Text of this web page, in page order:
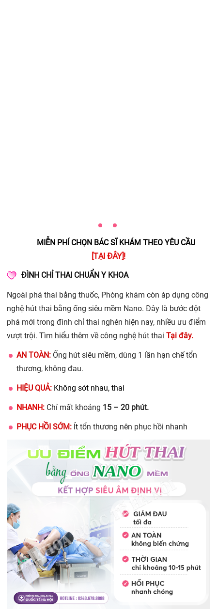
MIỄN PHÍ CHỌN BÁC SĨ KHÁM THEO YÊU CẦU
[TẠI ĐÂY]!
ĐÌNH CHỈ THAI CHUẨN Y KHOA
Ngoài phá thai bằng thuốc, Phòng khám còn áp dụng công
nghệ hút thai bằng ống siêu mềm Nano. Đây là bước đột
phá mới trong đình chỉ thai nghén hiện nay, nhiều ưu điểm
vượt trội. Tìm hiểu thêm về công nghệ hút thai Tại đây.
AN TOÀN: Ống hút siêu mềm, dùng 1 lần hạn chế tổn
thương, không đau.
HIỆU QUẢ: Không sót nhau, thai
NHANH: Chỉ mất khoảng 15 – 20 phút.
PHỤC HỒI SỚM: Ít tổn thương nên phục hồi nhanh